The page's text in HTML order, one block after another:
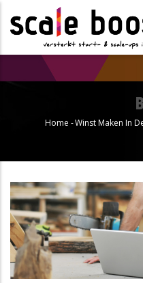
en
Home -Winst Maken In